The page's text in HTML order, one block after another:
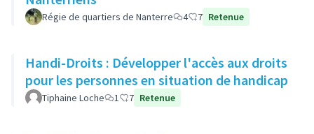
Régie de quartiers de Nanterre 4 7 Retenue
Handi-Droits : Développer l'accès aux droits
pour les personnes en situation de handicap
Tiphaine Loche 1 7 Retenue